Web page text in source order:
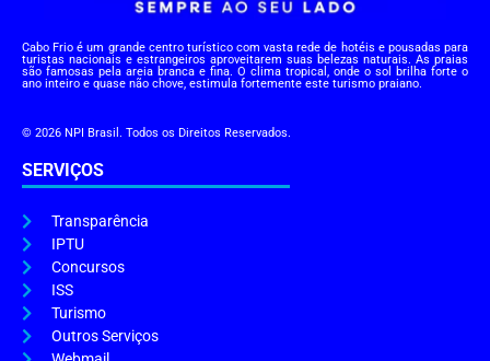
Cabo Frio é um grande centro turístico com vasta rede de hotéis e pousadas para
turistas nacionais e estrangeiros aproveitarem suas belezas naturais. As praias
são famosas pela areia branca e fina. O clima tropical, onde o sol brilha forte o
ano inteiro e quase não chove, estimula fortemente este turismo praiano.
© 2026 NPI Brasil. Todos os Direitos Reservados.
SERVIÇOS
Transparência
IPTU
Concursos
ISS
Turismo
Outros Serviços